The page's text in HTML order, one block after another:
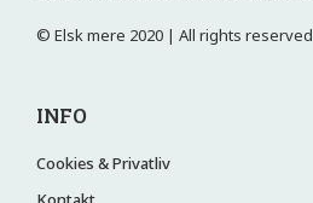
© Elsk mere 2020 | All rights reserved
INFO
Cookies & Privatliv
Kontakt